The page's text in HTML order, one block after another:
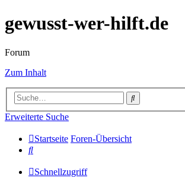
gewusst-wer-hilft.de
Forum
Zum Inhalt
Suche
Erweiterte Suche
Startseite Foren-Übersicht
Suche
Schnellzugriff